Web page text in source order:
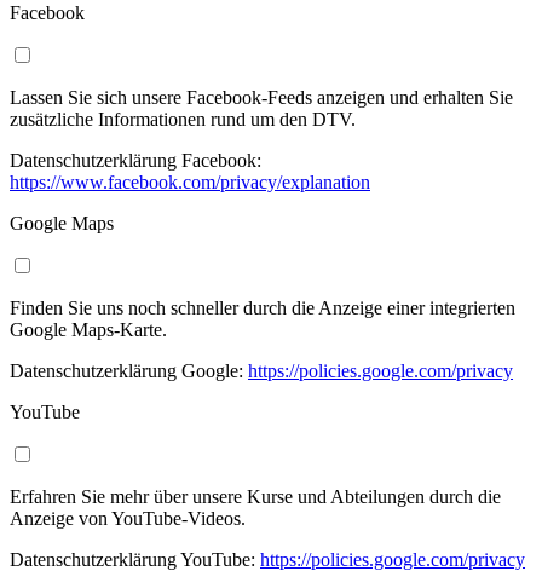
Facebook
Lassen Sie sich unsere Facebook-Feeds anzeigen und erhalten Sie
zusätzliche Informationen rund um den DTV.
Datenschutzerklärung Facebook:
https://www.facebook.com/privacy/explanation
Google Maps
Finden Sie uns noch schneller durch die Anzeige einer integrierten
Google Maps-Karte.
Datenschutzerklärung Google: https://policies.google.com/privacy
YouTube
Erfahren Sie mehr über unsere Kurse und Abteilungen durch die
Anzeige von YouTube-Videos.
Datenschutzerklärung YouTube: https://policies.google.com/privacy